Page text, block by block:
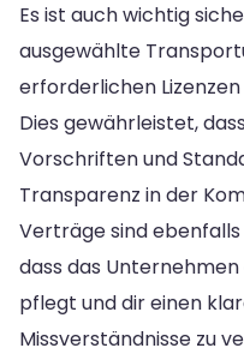
Es ist auch wichtig
ausgewählte
erforderlichen
Dies gewährleistet,
Vorschriften und
Transparenz in der
Verträge sind
dass das
pflegt und dir einen
Missverständnisse zu